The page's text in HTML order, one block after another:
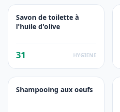
Savon de toilette à
l'huile d'olive
31 HYGIENE
Shampooing aux oeufs